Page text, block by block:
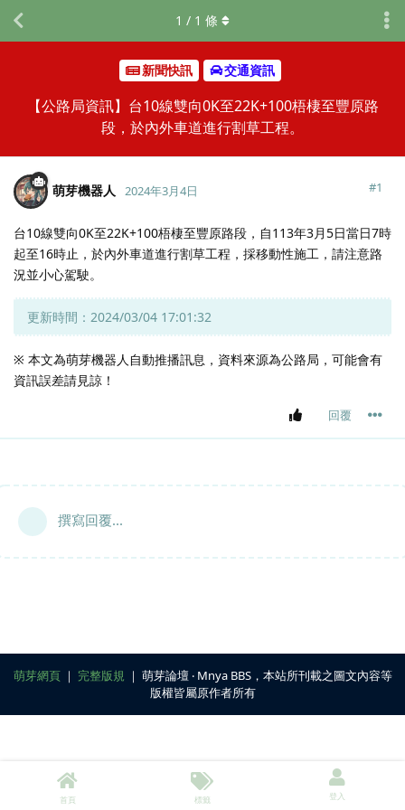
新聞快訊 交通資訊
【公路局資訊】台10線雙向0K至22K+100梧棲至豐原路
段，於內外車道進行割草工程。
1 / 1 條
萌芽機器人 2024年3月4日 #1
台10線雙向0K至22K+100梧棲至豐原路段，自113年3月5日當日7時
起至16時止，於內外車道進行割草工程，採移動性施工，請注意路
況並小心駕駛。
更新時間：2024/03/04 17:01:32
※ 本文為萌芽機器人自動推播訊息，資料來源為公路局，可能會有
資訊誤差請見諒！
回覆
撰寫回覆...
萌芽網頁｜ 完整版規 ｜ 萌芽論壇 ‧ Mnya BBS，本站所刊載之圖文內容等
版權皆屬原作者所有
首頁 標籤 登入